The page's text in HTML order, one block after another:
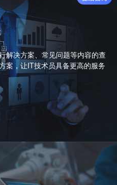
解决方案、常见问题等内容的查
案，让IT技术员具备更高的服务